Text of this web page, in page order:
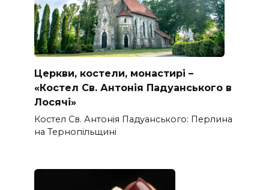
Церкви, костели, монастирі –
«Костел Св. Антонія Падуанського в
Лосячі»
Костел Св. Антонія Падуанського: Перлина
на Тернопільщині